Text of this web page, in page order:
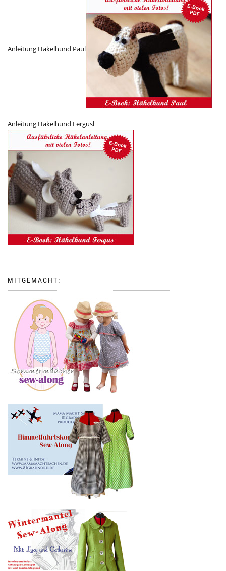
Anleitung Häkelhund Paul
Anleitung Häkelhund Fergusl
MITGEMACHT: